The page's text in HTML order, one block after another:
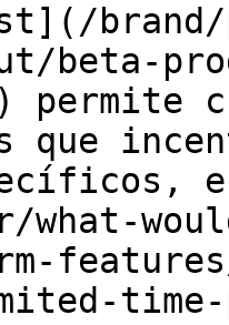
beta-
permite
que
what-
time-